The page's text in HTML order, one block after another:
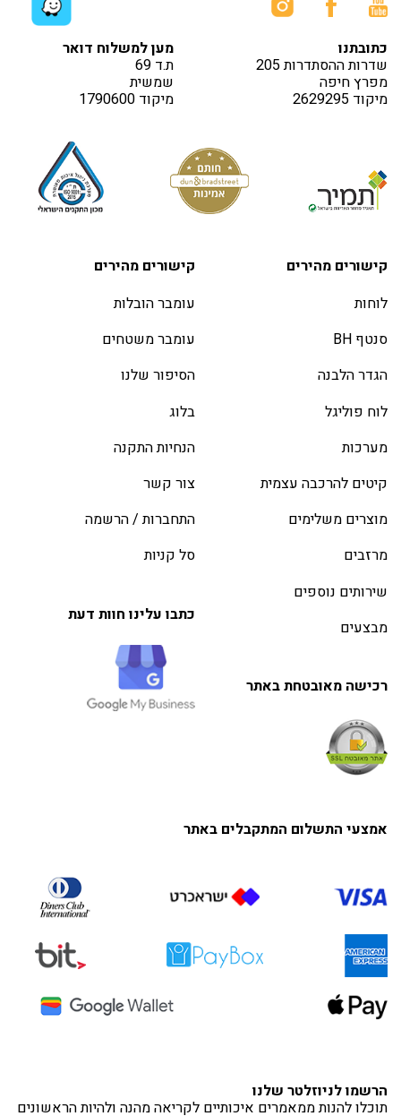
כתובתנו
שדרות ההסתדרות 205
מפרץ חיפה
מיקוד 2629295
מען למשלוח דואר
ת.ד 69
שמשית
מיקוד 1790600
קישורים מהירים
לוחות
סנטף BH
הגדר הלבנה
לוח פוליגל
מערכות
קיטים להרכבה עצמית
מוצרים משלימים
מרזבים
שירותים נוספים
מבצעים
רכישה מאובטחת באתר
קישורים מהירים
עומבר הובלות
עומבר משטחים
הסיפור שלנו
בלוג
הנחיות התקנה
צור קשר
התחברות / הרשמה
סל קניות
כתבו עלינו חוות דעת
אמצעי התשלום המתקבלים באתר
הרשמו לניוזלטר שלנו
תוכלו להנות ממאמרים איכותיים לקריאה מהנה ולהיות הראשונים